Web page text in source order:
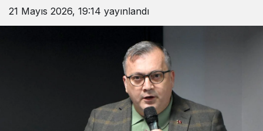
21 Mayıs 2026, 19:14 yayınlandı